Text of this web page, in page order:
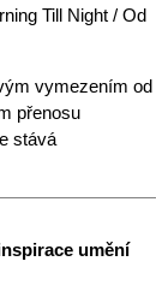
Till Night / Od
vymezením od
přenosu
stává
umění